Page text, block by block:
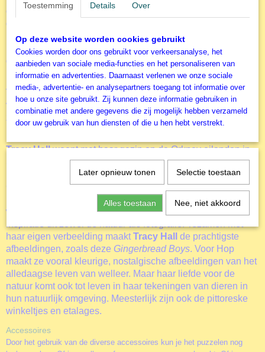
ons. Met deze puzzels wordt ook veel in Verpleeghuizen
gepuzzeld. Elk jaar brengt HOP voor kerstmis een unieke
kerstpuzzel uit. Dit is deChristmas Collectors Editie
puzzels (uitvoering 500 en 1000 stukjes) zitten uniek
gevormde kerststukjes. Veel leuker kan een kerstpuzzel
maken echt niet worden
Voor de afbeedingen van de puzzels maakt HOP gebruik
van een aantal gerenomeerde profesionele kunstenaars
zoals bij deze legpuzzel,
Gingerbread Boys
TRACY
Tracy Hallwoont met haar gezin op de Orkney eilanden in
Schotland. Haar werk is geliefd over de hele wereld.Tracy
heeft diverse prijzen gewonnen zoals de prestigieuze
Gold Memorial Bowl van de Royal Miniature Society.Tracy
heeft zich gespecialiseerd in gedetailleerde
waterverfschilderijen. Voor haar afbeelding haalt ze haar
haar eigen verbeelding maakt Tracy Hall
de prachtigste
afbeeldingen, zoals deze Gingerbread Boys. Voor Hop
maakt ze vooral kleurige, nostalgische afbeeldingen van het
alledaagse leven van welleer. Maar haar liefde voor de
natuur komt ook tot leven in haar tekeningen van dieren in
hun natuurlijk omgeving. Meesterlijk zijn ook de pittoreske
winkeltjes en etalages.
Accessoires
Door het gebruik van de diverse accessoires kun je het puzzelen nog
Toestemming Details Over
Op deze website worden cookies gebruikt
Cookies worden door ons gebruikt voor verkeersanalyse, het
aanbieden van sociale media-functies en het personaliseren van
informatie en advertenties. Daarnaast verlenen we onze sociale
media-, advertentie- en analysepartners toegang tot informatie over
hoe u onze site gebruikt. Zij kunnen deze informatie gebruiken in
combinatie met andere gegevens die zij mogelijk hebben verzameld
door uw gebruik van hun diensten of die u hen hebt verstrekt.
Later opnieuw tonen Selectie toestaan
Alles toestaan Nee, niet akkoord